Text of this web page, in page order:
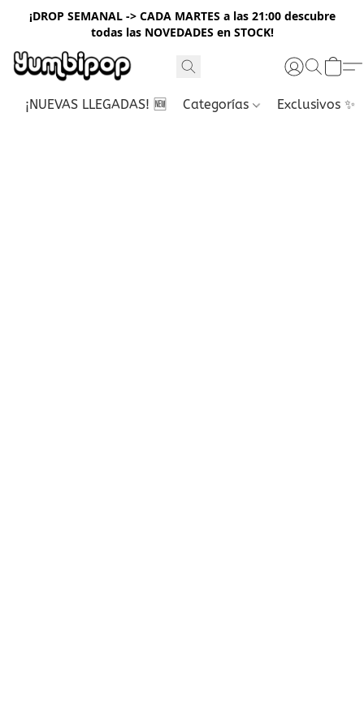
¡DROP SEMANAL -> CADA MARTES a las 21:00 descubre
todas las NOVEDADES en STOCK!
¡NUEVAS LLEGADAS! 🆕 Categorías Exclusivos ✨